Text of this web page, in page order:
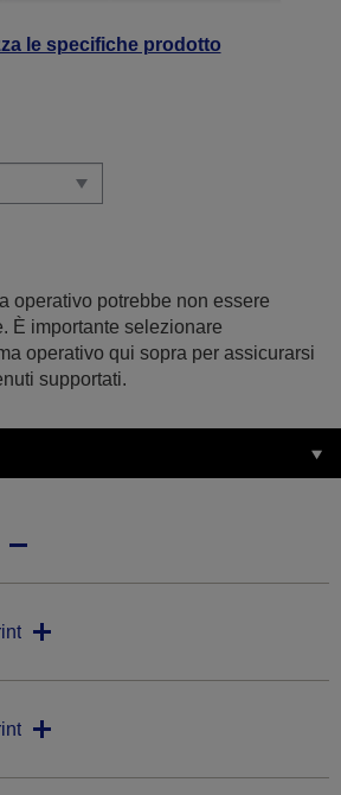
le specifiche prodotto
operativo potrebbe non essere
È importante selezionare
operativo qui sopra per assicurarsi
supportati.